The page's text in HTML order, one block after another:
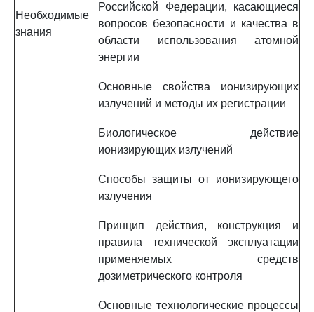
Необходимые
знания
Российской Федерации, касающиеся
вопросов безопасности и качества в
области использования атомной
энергии
Основные свойства ионизирующих
излучений и методы их регистрации
Биологическое действие
ионизирующих излучений
Способы защиты от ионизирующего
излучения
Принцип действия, конструкция и
правила технической эксплуатации
применяемых средств
дозиметрического контроля
Основные технологические процессы